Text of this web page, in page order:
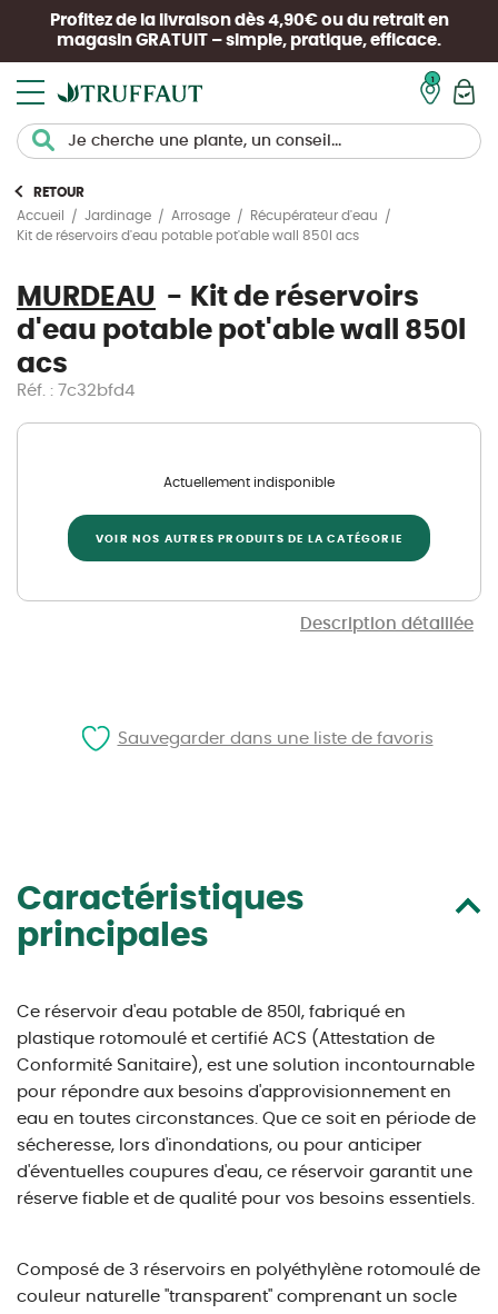
Profitez de la livraison dès 4,90€ ou du retrait en
magasin GRATUIT – simple, pratique, efficace.
RETOUR
Accueil
Jardinage Arrosage
Récupérateur d'eau
Kit de réservoirs d'eau potable pot'able wall 850l acs
MURDEAU
Kit de réservoirs
d'eau potable pot'able wall 850l
acs
Réf. : 7c32bfd4
Description détaillée
Actuellement indisponible
VOIR NOS AUTRES PRODUITS DE LA CATÉGORIE
Caractéristiques
principales
Ce réservoir d'eau potable de 850l, fabriqué en
plastique rotomoulé et certifié ACS (Attestation de
Conformité Sanitaire), est une solution incontournable
pour répondre aux besoins d'approvisionnement en
eau en toutes circonstances. Que ce soit en période de
sécheresse, lors d'inondations, ou pour anticiper
d'éventuelles coupures d'eau, ce réservoir garantit une
réserve fiable et de qualité pour vos besoins essentiels.
Composé de 3 réservoirs en polyéthylène rotomoulé de
couleur naturelle "transparent" comprenant un socle
Sauvegarder dans une liste de favoris